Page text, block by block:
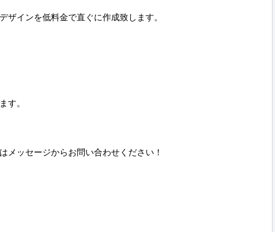
ザインを低料金で直ぐに作成致します。
す。
メッセージからお問い合わせください！